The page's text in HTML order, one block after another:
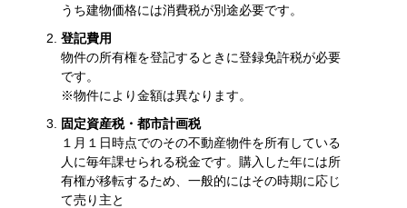
うち建物価格には消費税が別途必要です。
登記費用
物件の所有権を登記するときに登録免許税が必要
です。
※物件により金額は異なります。
固定資産税・都市計画税
１月１日時点でのその不動産物件を所有している
人に毎年課せられる税金です。購入した年には所
有権が移転するため、一般的にはその時期に応じ
て売り主と